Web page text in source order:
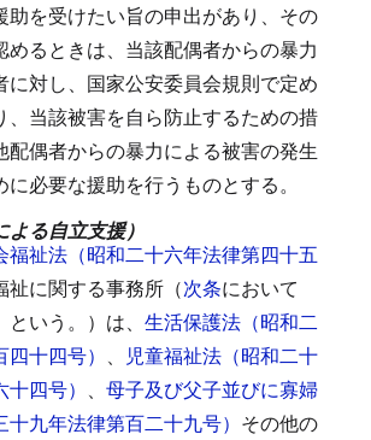
助を受けたい旨の申出があり、その
めるときは、当該配偶者からの暴力
に対し、国家公安委員会規則で定め
、当該被害を自ら防止するための措
配偶者からの暴力による被害の発生
必要な援助を行うものとする。
よる自立支援）
福祉法（昭和二十六年法律第四十五
祉に関する事務所（次条において
という。）は、 生活保護法（昭和二
十四号） 、
児童福祉法（昭和二十
四号） 、 母子及び父子並びに寡婦
九年法律第百二十九号） その他の